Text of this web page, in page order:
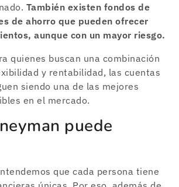
También existen fondos de
de ahorro que pueden ofrecer
aunque con un mayor riesgo.
quienes buscan una combinación
y rentabilidad, las cuentas
siendo una de las mejores
en el mercado.
puede
que cada persona tiene